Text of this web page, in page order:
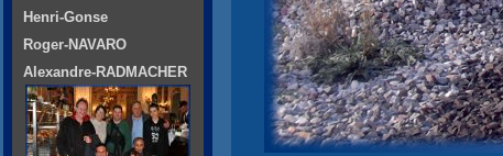
Henri-Gonse
Roger-NAVARO
Alexandre-RADMACHER